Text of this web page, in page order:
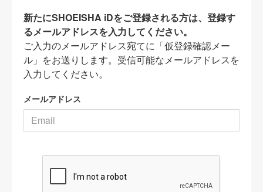
新たにSHOEISHA iDをご登録される方は、登録す
るメールアドレスを入力してください。
ご入力のメールアドレス宛てに「仮登録確認メー
ル」をお送りします。受信可能なメールアドレスを
入力してください。
メールアドレス